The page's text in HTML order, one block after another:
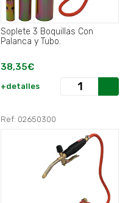
Soplete 3 Boquillas Con
Palanca y Tubo.
38,35€
+detalles
Ref: 02650300